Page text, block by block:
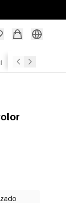
Servizio